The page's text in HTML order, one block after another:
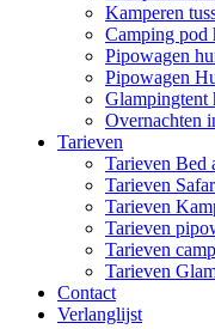
Kamperen
Camping pod
Pipowagen
Pipowagen
Glampingtent
Overnachten
Tarieven
Tarieven Bed
Tarieven
Tarieven
Tarieven
Tarieven
Tarieven
Contact
Verlanglijst